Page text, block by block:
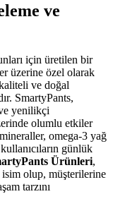
ve
için üretilen bir
üzerine özel olarak
ve doğal
SmartyPants,
yenilikçi
olumlu etkiler
omega-3 yağ
günlük
Ürünleri,
olup, müşterilerine
tarzını